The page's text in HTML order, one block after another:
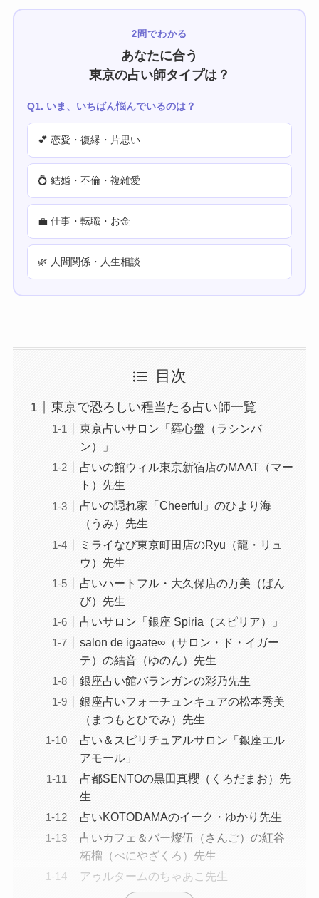
2問でわかる
あなたに合う
東京の占い師タイプは？
Q1. いま、いちばん悩んでいるのは？
💕 恋愛・復縁・片思い
💍 結婚・不倫・複雑愛
💼 仕事・転職・お金
🌿 人間関係・人生相談
目次
東京で恐ろしい程当たる占い師一覧
東京占いサロン「羅心盤（ラシンバ
ン）」
占いの館ウィル東京新宿店のMAAT（マー
ト）先生
占いの隠れ家「Cheerful」のひより海
（うみ）先生
ミライなび東京町田店のRyu（龍・リュ
ウ）先生
占いハートフル・大久保店の万美（ばん
び）先生
占いサロン「銀座 Spiria（スピリア）」
salon de igaate∞（サロン・ド・イガー
テ）の結音（ゆのん）先生
銀座占い館バランガンの彩乃先生
銀座占いフォーチュンキュアの松本秀美
（まつもとひでみ）先生
占い＆スピリチュアルサロン「銀座エル
アモール」
占都SENTOの黒田真櫻（くろだまお）先
生
占いKOTODAMAのイーク・ゆかり先生
占いカフェ＆バー燦伍（さんご）の紅谷
柘榴（べにやざくろ）先生
アゥルタームのちゃあこ先生